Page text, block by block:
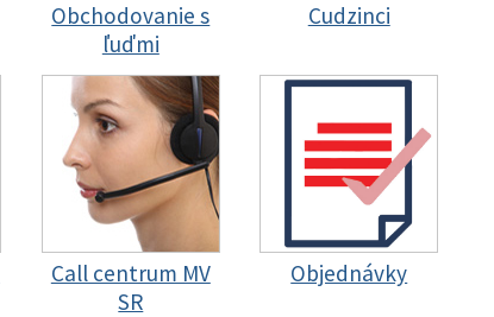
Obchodovanie s
ľuďmi
Cudzinci
Call centrum MV
SR
Objednávky